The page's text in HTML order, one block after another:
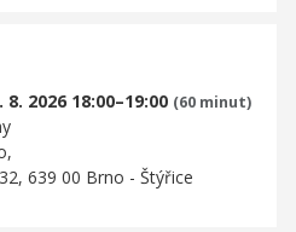
2026 18:00–19:00 (60 minut)
639 00 Brno - Štýřice